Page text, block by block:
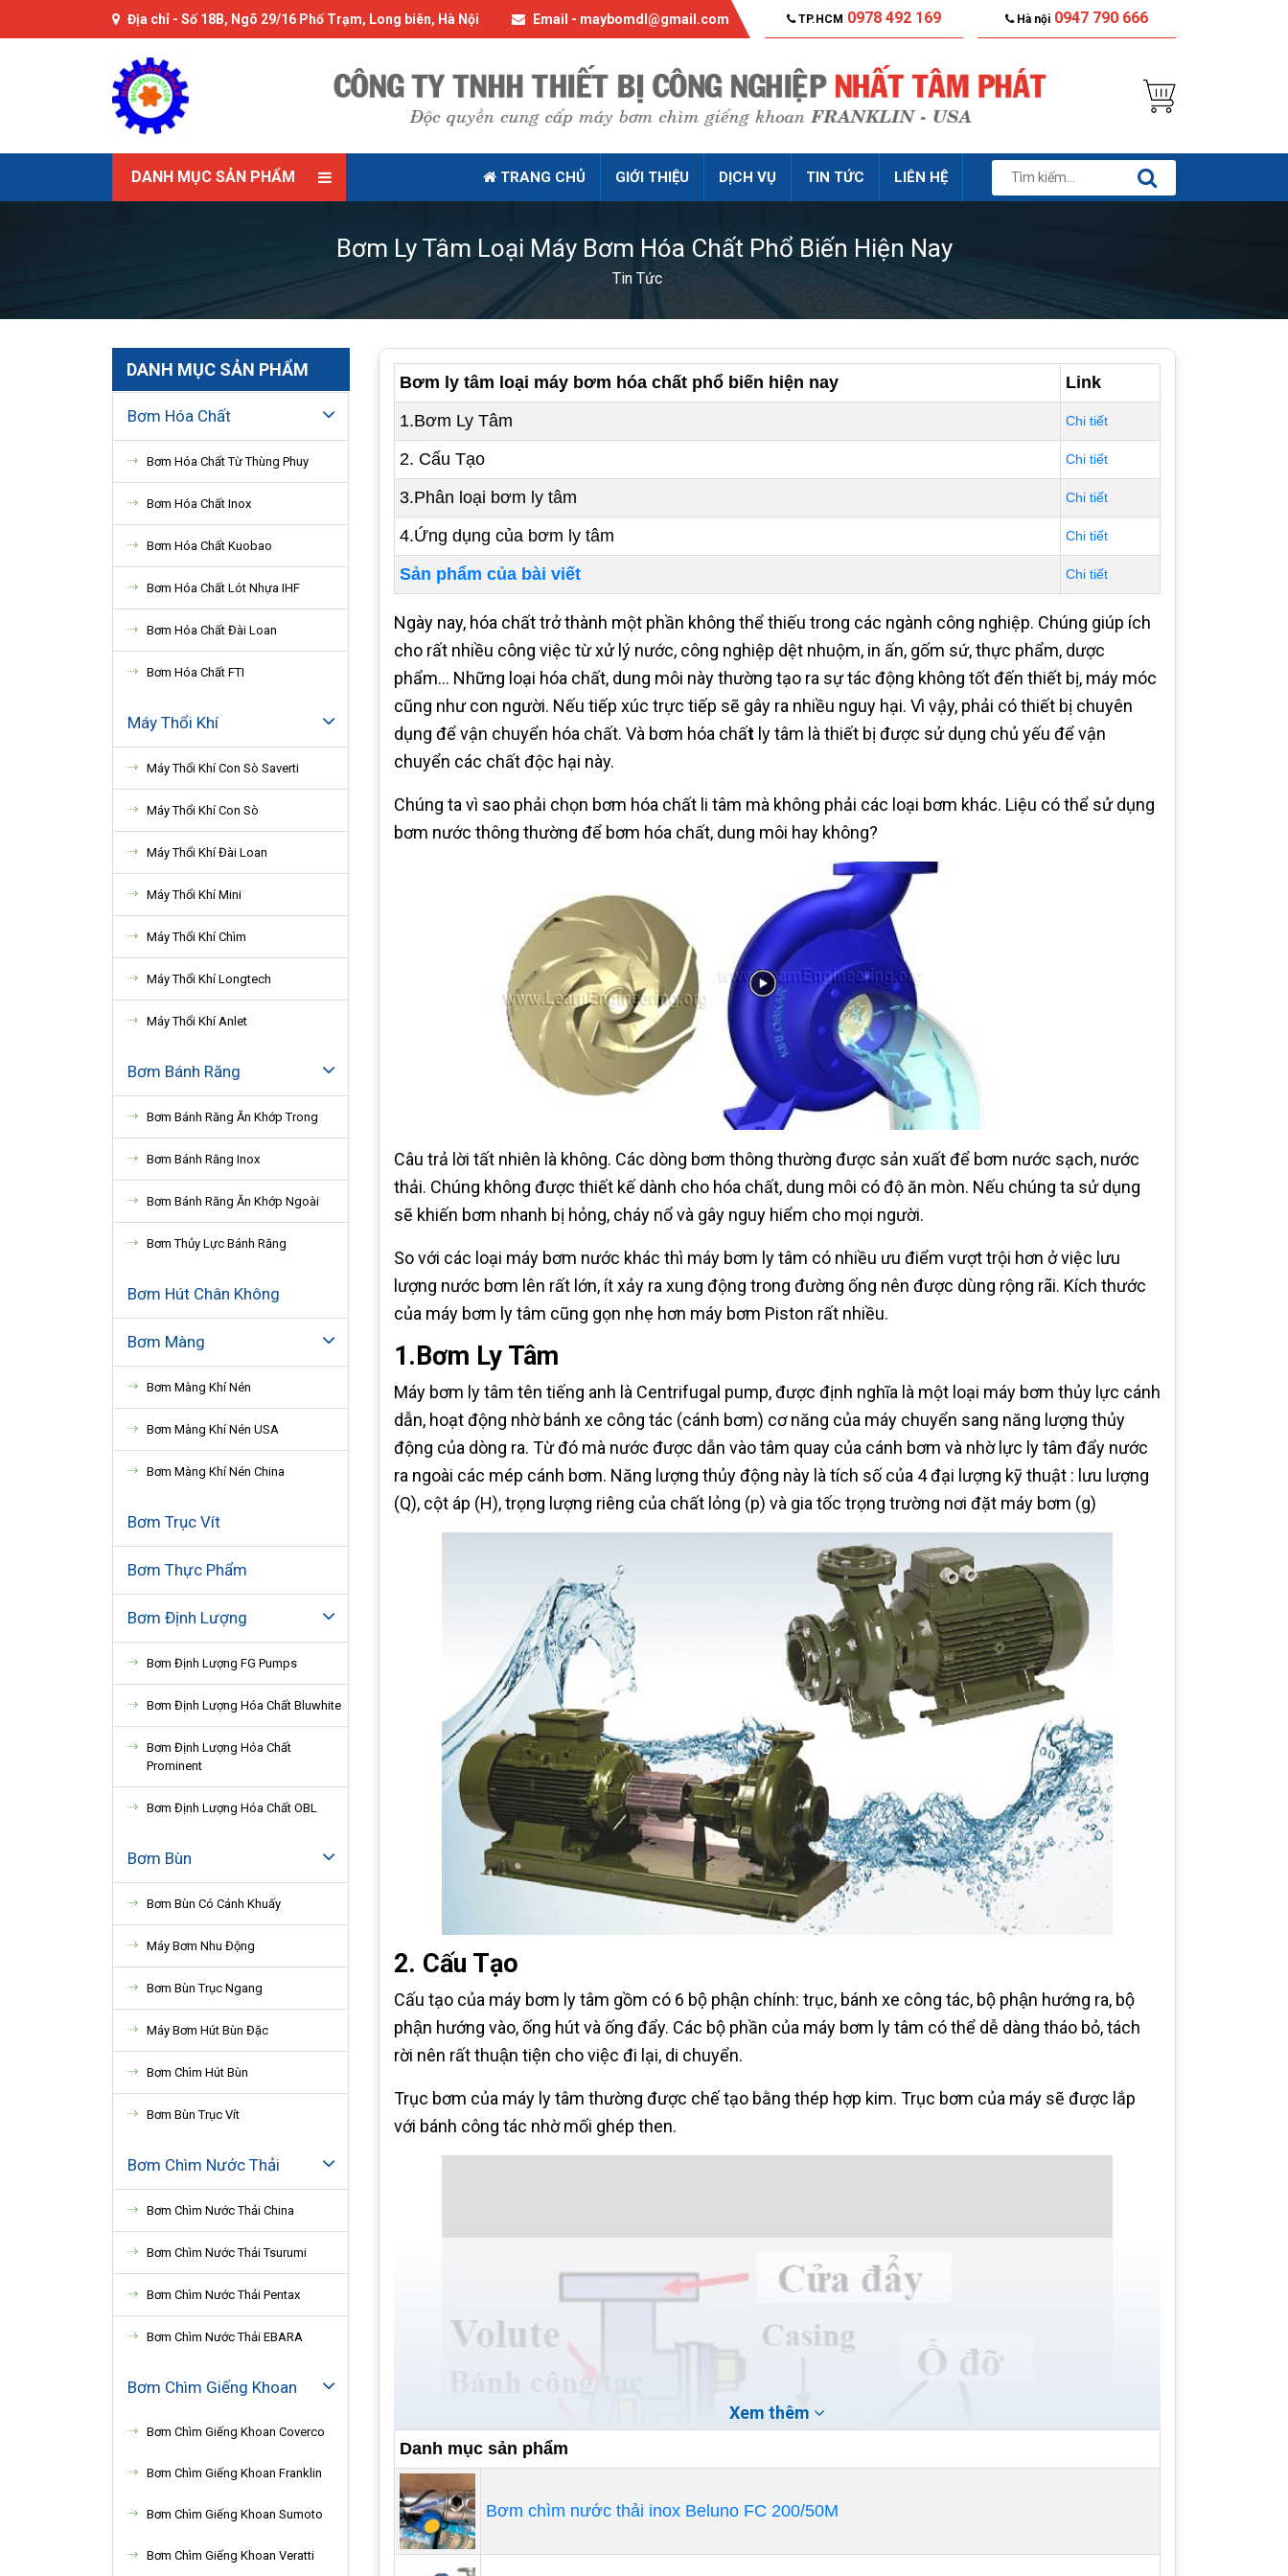
Địa chỉ - Số 18B, Ngõ 29/16 Phố Trạm, Long biên, Hà Nội Email - maybomdl@gmail.com TP.HCM 0978 492 169 Hà nội 0947 790 666
DANH MỤC SẢN PHẨM TRANG CHỦ GIỚI THIỆU DỊCH VỤ TIN TỨC LIÊN HỆ
Bơm Ly Tâm Loại Máy Bơm Hóa Chất Phổ Biến Hiện Nay
Tin Tức
DANH MỤC SẢN PHẨM
Bơm Hóa Chất
Bơm Hóa Chất Từ Thùng Phuy
Bơm Hóa Chất Inox
Bơm Hóa Chất Kuobao
Bơm Hóa Chất Lót Nhựa IHF
Bơm Hóa Chất Đài Loan
Bơm Hóa Chất FTI
Máy Thổi Khí
Máy Thổi Khí Con Sò Saverti
Máy Thổi Khí Con Sò
Máy Thổi Khí Đài Loan
Máy Thổi Khí Mini
Máy Thổi Khí Chìm
Máy Thổi Khí Longtech
Máy Thổi Khí Anlet
Bơm Bánh Răng
Bơm Bánh Răng Ăn Khớp Trong
Bơm Bánh Răng Inox
Bơm Bánh Răng Ăn Khớp Ngoài
Bơm Thủy Lực Bánh Răng
Bơm Hút Chân Không
Bơm Màng
Bơm Màng Khí Nén
Bơm Màng Khí Nén USA
Bơm Màng Khí Nén China
Bơm Trục Vít
Bơm Thực Phẩm
Bơm Định Lượng
Bơm Định Lượng FG Pumps
Bơm Định Lượng Hóa Chất Bluwhite
Bơm Định Lượng Hóa Chất
Prominent
Bơm Định Lượng Hóa Chất OBL
Bơm Bùn
Bơm Bùn Có Cánh Khuấy
Máy Bơm Nhu Động
Bơm Bùn Trục Ngang
Máy Bơm Hút Bùn Đặc
Bơm Chìm Hút Bùn
Bơm Bùn Trục Vít
Bơm Chìm Nước Thải
Bơm Chìm Nước Thải China
Bơm Chìm Nước Thải Tsurumi
Bơm Chìm Nước Thải Pentax
Bơm Chìm Nước Thải EBARA
Bơm Chìm Giếng Khoan
Bơm Chìm Giếng Khoan Coverco
Bơm Chìm Giếng Khoan Franklin
Bơm Chìm Giếng Khoan Sumoto
Bơm Chìm Giếng Khoan Veratti
Bơm ly tâm loại máy bơm hóa chất phổ biến hiện nay
Link
1.Bơm Ly Tâm
Chi tiết
2. Cấu Tạo Chi tiết
3.Phân loại bơm ly tâm Chi tiết
4.Ứng dụng của bơm ly tâm Chi tiết
Sản phẩm của bài viết Chi tiết
Ngày nay, hóa chất trở thành một phần không thể thiếu trong các ngành công nghiệp. Chúng giúp ích
cho rất nhiều công việc từ xử lý nước, công nghiệp dệt nhuộm, in ấn, gốm sứ, thực phẩm, dược
phẩm… Những loại hóa chất, dung môi này thường tạo ra sự tác động không tốt đến thiết bị, máy móc
cũng như con người. Nếu tiếp xúc trực tiếp sẽ gây ra nhiều nguy hại. Vì vậy, phải có thiết bị chuyên
dụng để vận chuyển hóa chất. Và bơm hóa chấtly tâm là thiết bị được sử dụng chủ yếu để vận
chuyển các chất độc hại này.
Chúng ta vì sao phải chọn bơm hóa chất li tâm mà không phải các loại bơm khác. Liệu có thể sử dụng
bơm nước thông thường để bơm hóa chất, dung môi hay không?
Câu trả lời tất nhiên là không. Các dòng bơm thông thường được sản xuất để bơm nước sạch, nước
thải. Chúng không được thiết kế dành cho hóa chất, dung môi có độ ăn mòn. Nếu chúng ta sử dụng
sẽ khiến bơm nhanh bị hỏng, cháy nổ và gây nguy hiểm cho mọi người.
So với các loại máy bơm nước khác thì máy bơm ly tâm có nhiều ưu điểm vượt trội hơn ở việc lưu
lượng nước bơm lên rất lớn, ít xảy ra xung động trong đường ống nên được dùng rộng rãi. Kích thước
của máy bơm ly tâm cũng gọn nhẹ hơn máy bơm Piston rất nhiều.
1.Bơm Ly Tâm
Máy bơm ly tâm tên tiếng anh là Centrifugal pump, được định nghĩa là một loại máy bơm thủy lực cánh
dẫn, hoạt động nhờ bánh xe công tác (cánh bơm) cơ năng của máy chuyển sang năng lượng thủy
động của dòng ra. Từ đó mà nước được dẫn vào tâm quay của cánh bơm và nhờ lực ly tâm đẩy nước
ra ngoài các mép cánh bơm. Năng lượng thủy động này là tích số của 4 đại lượng kỹ thuật : lưu lượng
(Q), cột áp (H), trọng lượng riêng của chất lỏng (p) và gia tốc trọng trường nơi đặt máy bơm (g)
2. Cấu Tạo
Cấu tạo của máy bơm ly tâm gồm có 6 bộ phận chính: trục, bánh xe công tác, bộ phận hướng ra, bộ
phận hướng vào, ống hút và ống đẩy. Các bộ phần của máy bơm ly tâm có thể dễ dàng tháo bỏ, tách
rời nên rất thuận tiện cho việc đi lại, di chuyển.
Trục bơm của máy ly tâm thường được chế tạo bằng thép hợp kim. Trục bơm của máy sẽ được lắp
với bánh công tác nhờ mối ghép then.
Xem thêm
Danh mục sản phẩm
Bơm chìm nước thải inox Beluno FC 200/50M